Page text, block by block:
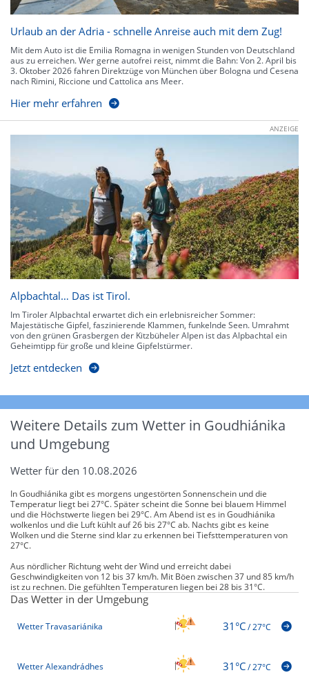
Urlaub an der Adria - schnelle Anreise auch mit dem Zug!
Mit dem Auto ist die Emilia Romagna in wenigen Stunden von Deutschland
aus zu erreichen. Wer gerne autofrei reist, nimmt die Bahn: Von 2. April bis
3. Oktober 2026 fahren Direktzüge von München über Bologna und Cesena
nach Rimini, Riccione und Cattolica ans Meer.
Hier mehr erfahren
ANZEIGE
Alpbachtal… Das ist Tirol.
Im Tiroler Alpbachtal erwartet dich ein erlebnisreicher Sommer:
Majestätische Gipfel, faszinierende Klammen, funkelnde Seen. Umrahmt
von den grünen Grasbergen der Kitzbüheler Alpen ist das Alpbachtal ein
Geheimtipp für große und kleine Gipfelstürmer.
Jetzt entdecken
Weitere Details zum Wetter in Goudhiánika
und Umgebung
Wetter für den 10.08.2026
In Goudhiánika gibt es morgens ungestörten Sonnenschein und die
Temperatur liegt bei 27°C. Später scheint die Sonne bei blauem Himmel
und die Höchstwerte liegen bei 29°C. Am Abend ist es in Goudhiánika
wolkenlos und die Luft kühlt auf 26 bis 27°C ab. Nachts gibt es keine
Wolken und die Sterne sind klar zu erkennen bei Tiefsttemperaturen von
27°C.
Aus nördlicher Richtung weht der Wind und erreicht dabei
Geschwindigkeiten von 12 bis 37 km/h. Mit Böen zwischen 37 und 85 km/h
ist zu rechnen. Die gefühlten Temperaturen liegen bei 28 bis 31°C.
Das Wetter in der Umgebung
Wetter Travasariánika 31°C/27°C
Wetter Alexandrádhes 31°C/27°C